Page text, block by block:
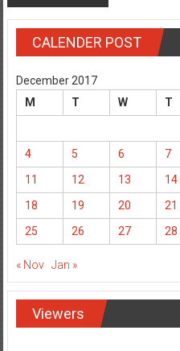
CALENDER POST
December 2017
M
T W T
4
5 6 7
11
12 13 14
18
19 20 21
25
26 27 28
« Nov Jan »
Viewers